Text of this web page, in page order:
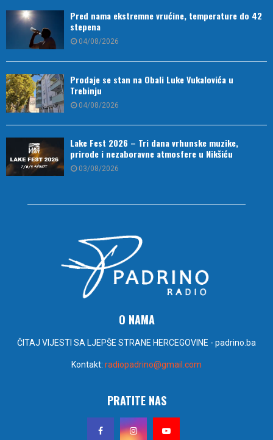
Pred nama ekstremne vrućine, temperature do 42
stepena
04/08/2026
Prodaje se stan na Obali Luke Vukalovića u
Trebinju
04/08/2026
Lake Fest 2026 – Tri dana vrhunske muzike,
prirode i nezaboravne atmosfere u Nikšiću
03/08/2026
O NAMA
ČITAJ VIJESTI SA LJEPŠE STRANE HERCEGOVINE - padrino.ba
Kontakt: radiopadrino@gmail.com
PRATITE NAS